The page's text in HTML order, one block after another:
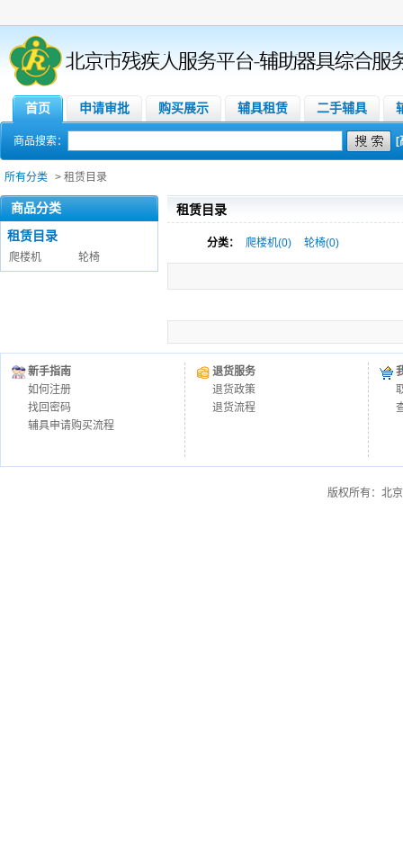
首页 申请审批 购买展示 辅具租赁 二手辅具
商品搜索： [
所有分类 > 租赁目录
商品分类
租赁目录
爬楼机 轮椅
租赁目录
分类： 爬楼机(0) 轮椅(0)
新手指南
如何注册
找回密码
辅具申请购买流程
退货服务
退货政策
退货流程
版权所有：北